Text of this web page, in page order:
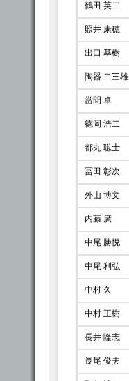
鶴田 英二
照井 康穂
出口 基樹
陶器 二三雄
當間 卓
徳岡 浩二
都丸 聡士
冨田 彰次
外山 博文
内藤 廣
中尾 勝悦
中尾 利弘
中村 久
中村 正樹
長井 隆志
長尾 俊夫